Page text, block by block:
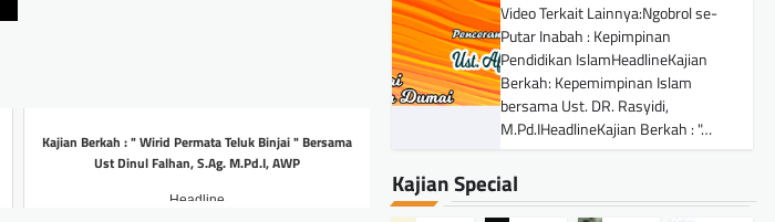
Kajian Berkah : " Wirid Permata Teluk Binjai " Bersama
Ust Dinul Falhan, S.Ag. M.Pd.I, AWP
Headline
Video Terkait Lainnya:Ngobrol se-
Putar Inabah : Kepimpinan
Pendidikan IslamHeadlineKajian
Berkah: Kepemimpinan Islam
bersama Ust. DR. Rasyidi,
M.Pd.IHeadlineKajian Berkah : "…
Kajian Special